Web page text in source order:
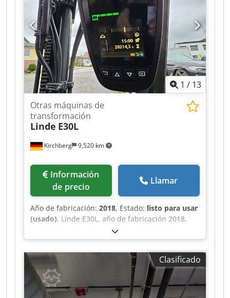
1 / 13
Kirchberg 9,520 km
Otras máquinas de
transformación
Linde E30L
de precio
Llamar
Año de fabricación: 2018, Estado: listo para usar
(usado), Linde E30L, año de fabricación 2018,
20.310 horas, Triplex 513cm, 3º + 4º válvula con
SS+ZVG Dodju S Sq Iopfx Agkokr
Clasificado